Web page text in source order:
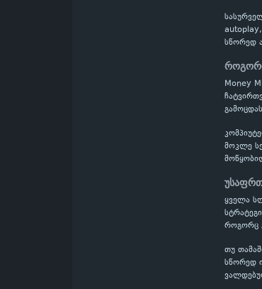
სწორედ
Money
მოკლე
ყველა
როგორც
თუ
სწორედ